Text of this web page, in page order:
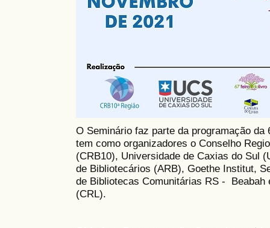
O Seminário faz parte da programação da
tem como organizadores o Conselho
(CRB10), Universidade de Caxias do Sul
de Bibliotecários (ARB), Goethe Institut,
de Bibliotecas Comunitárias RS - Beabah
(CRL).